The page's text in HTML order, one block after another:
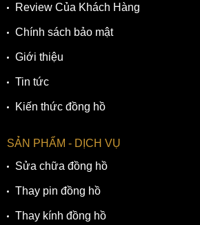
Review Của Khách Hàng
Chính sách bảo mật
Giới thiệu
Tin tức
Kiến thức đồng hồ
SẢN PHẨM - DỊCH VỤ
Sửa chữa đồng hồ
Thay pin đồng hồ
Thay kính đồng hồ